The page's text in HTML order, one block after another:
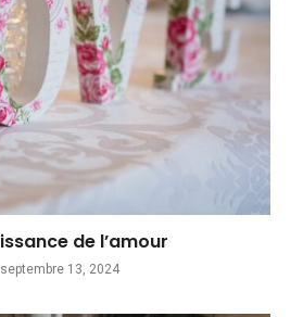
de l’amour
septembre 13, 2024